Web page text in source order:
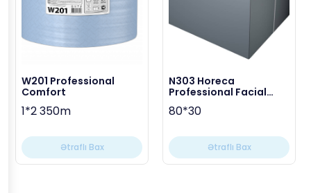
W201 Professional
Comfort
1*2 350m
Ətraflı Bax
N303 Horeca
Professional Facial
Tissue
80*30
Ətraflı Bax